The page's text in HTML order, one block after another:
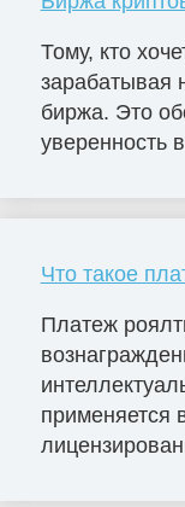
Тому, кто
зарабатывая
биржа. Это
уверенность
Что такое
Платеж
применяется